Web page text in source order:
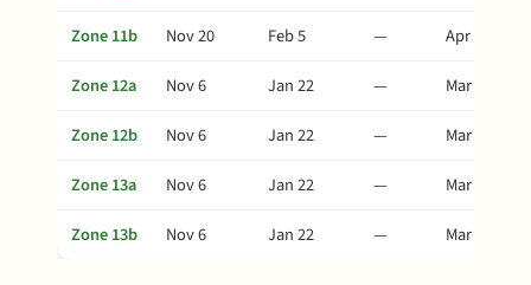
Zone 11b
Nov 20 Feb 5 —
Apr 11
Zone 12a
Nov 6 Jan 22 —
Mar 28
Zone 12b
Nov 6 Jan 22 —
Mar 28
Zone 13a
Nov 6 Jan 22 —
Mar 28
Zone 13b
Nov 6 Jan 22 — Mar 28